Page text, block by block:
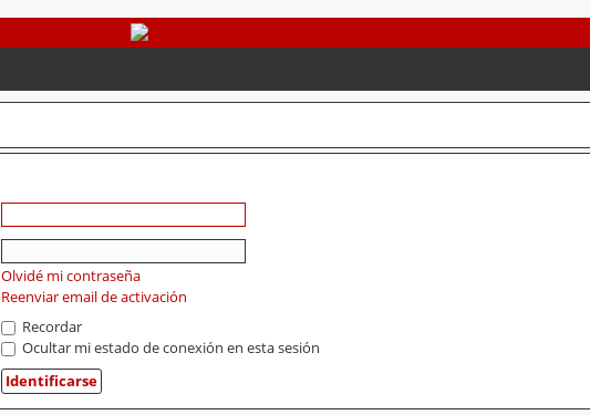
Olvidé mi contraseña
Reenviar email de activación
Recordar
Ocultar mi estado de conexión en esta sesión